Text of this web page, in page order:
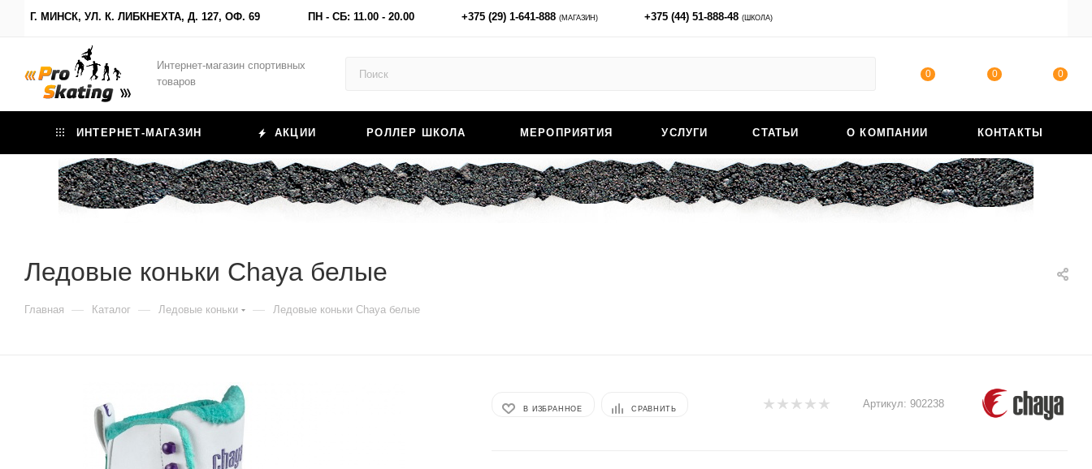
Г. МИНСК, УЛ. К. ЛИБКНЕХТА, Д. 127, ОФ. 69 ПН - СБ: 11.00 - 20.00 +375 (29) 1-641-888 (МАГАЗИН) +375 (44) 51-888-48(ШКОЛА)
Интернет-магазин спортивных
товаров
0 0 0
ИНТЕРНЕТ-МАГАЗИН АКЦИИ РОЛЛЕР ШКОЛА МЕРОПРИЯТИЯ УСЛУГИ СТАТЬИ О КОМПАНИИ КОНТАКТЫ
Ледовые коньки Chaya белые
Главная — Каталог — Ледовые коньки — Ледовые коньки Chaya белые
В ИЗБРАННОЕ СРАВНИТЬ Артикул: 902238